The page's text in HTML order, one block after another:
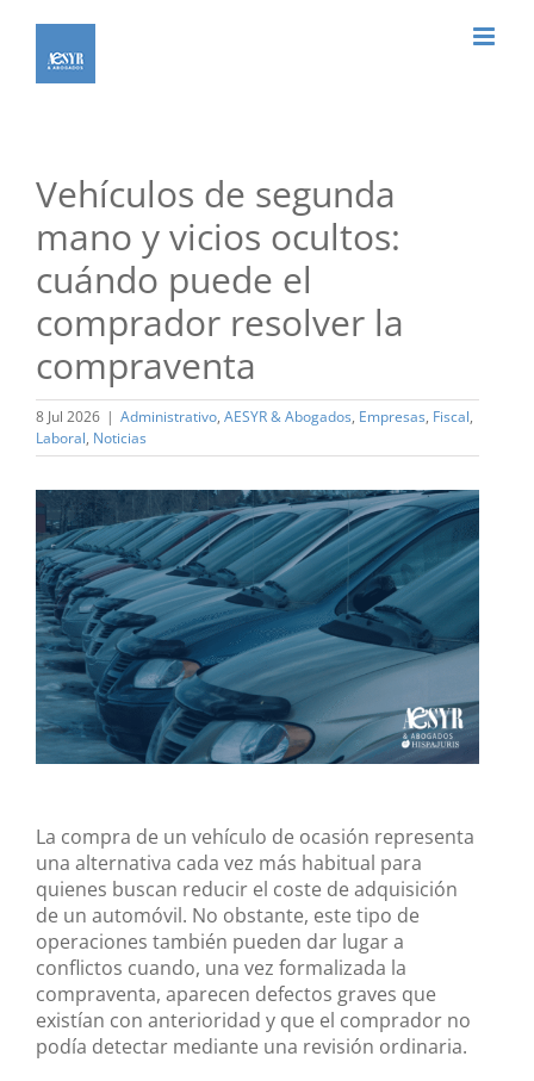
contenido
Vehículos de segunda
mano y vicios ocultos:
cuándo puede el
comprador resolver la
compraventa
8 Jul 2026 | Administrativo, AESYR & Abogados, Empresas, Fiscal,
Laboral, Noticias
Ver
imagen
más
grande
La compra de un vehículo de ocasión representa
una alternativa cada vez más habitual para
quienes buscan reducir el coste de adquisición
de un automóvil. No obstante, este tipo de
operaciones también pueden dar lugar a
conflictos cuando, una vez formalizada la
compraventa, aparecen defectos graves que
existían con anterioridad y que el comprador no
podía detectar mediante una revisión ordinaria.